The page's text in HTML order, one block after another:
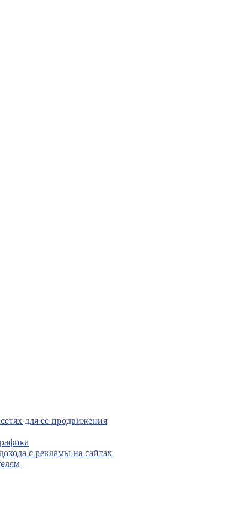
для ее продвижения
с рекламы на сайтах